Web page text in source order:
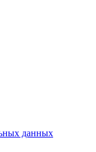
данных